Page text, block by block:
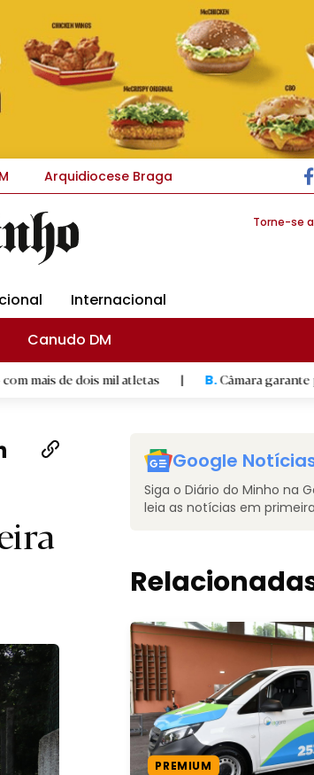
Arquidiocese Braga
Torne-se
Internacional
Canudo DM
mil atletas | B.Câmara garante prontidão de
Google
Siga o Diário do Minho na
leia as notícias em
PREMIUM